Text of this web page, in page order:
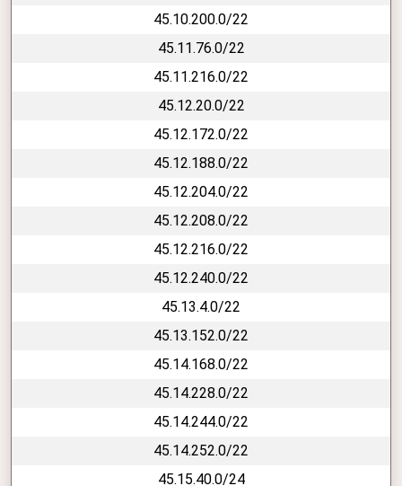
45.10.200.0/22
45.11.76.0/22
45.11.216.0/22
45.12.20.0/22
45.12.172.0/22
45.12.188.0/22
45.12.204.0/22
45.12.208.0/22
45.12.216.0/22
45.12.240.0/22
45.13.4.0/22
45.13.152.0/22
45.14.168.0/22
45.14.228.0/22
45.14.244.0/22
45.14.252.0/22
45.15.40.0/24